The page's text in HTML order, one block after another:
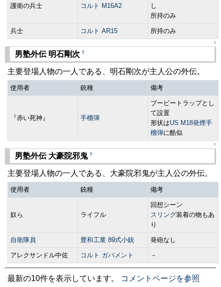
護衛の兵士 コルト M16A2
し
所持のみ
兵士 コルト AR15 所持のみ
↑
男塾外伝 明石剛次 †
主要登場人物の一人である、明石剛次が主人公の外伝。
使用者 銃種 備考
『赤い死神』 手榴弾
ブービートラップとし
て設置
形状はUS M18発煙手
榴弾に酷似
↑
男塾外伝 大豪院邪鬼 †
主要登場人物の一人である、大豪院邪鬼が主人公の外伝。
使用者 銃種 備考
奴ら ライフル
回想シーン
スリング装着の物もあ
り
自衛隊員 豊和工業 89式小銃 発砲なし
アレクサンドル中佐 コルト ガバメント －
最新の10件を表示しています。 コメントページを参照